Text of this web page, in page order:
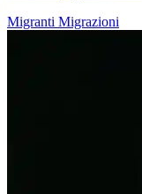
Migranti Migrazioni